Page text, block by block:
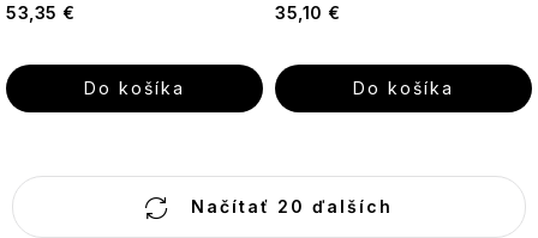
53,35 €
Do košíka
35,10 €
Do košíka
O
v
Načítať 20 ďalších